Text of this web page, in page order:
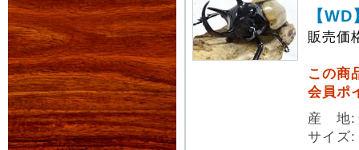
【
販売価
この商
会員ポ
産 地:
サイズ